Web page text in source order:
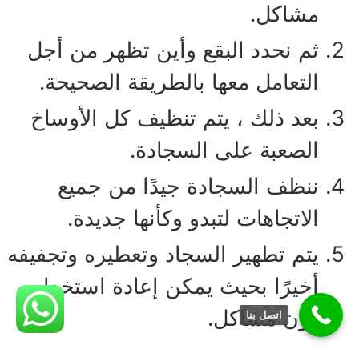
مشاكل.
ثم نحدد البقع وأين تظهر من أجل
التعامل معها بالطريقة الصحيحة.
بعد ذلك ، يتم تنظيف كل الأوساخ
الصعبة على السجادة.
ننظف السجادة جيدًا من جميع
الاتجاهات لتبدو وكأنها جديدة.
يتم تطهير السجاد وتعطيره وتجفيفه
أخيرًا بحيث يمكن إعادة استخدامه
دون مشاكل.
اتصل بنا